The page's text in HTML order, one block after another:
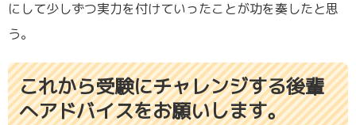
にして少しずつ実力を付けていったことが功を奏したと思
う。
これから受験にチャレンジする後輩
へアドバイスをお願いします。